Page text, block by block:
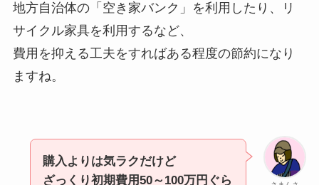
地方自治体の「空き家バンク」を利用したり、リ
サイクル家具を利用するなど、
費用を抑える工夫をすればある程度の節約になり
ますね。
購入よりは気ラクだけど
ざっくり初期費用50～100万円ぐら